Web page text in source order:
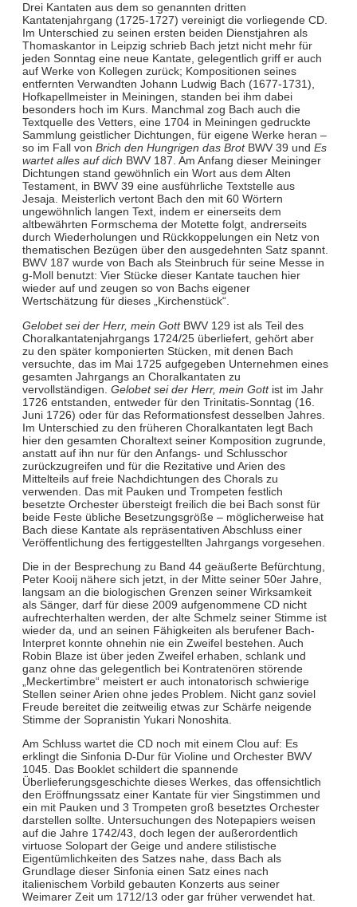
Drei Kantaten aus dem so genannten dritten
Kantatenjahrgang (1725-1727) vereinigt die vorliegende CD.
Im Unterschied zu seinen ersten beiden Dienstjahren als
Thomaskantor in Leipzig schrieb Bach jetzt nicht mehr für
jeden Sonntag eine neue Kantate, gelegentlich griff er auch
auf Werke von Kollegen zurück; Kompositionen seines
entfernten Verwandten Johann Ludwig Bach (1677-1731),
Hofkapellmeister in Meiningen, standen bei ihm dabei
besonders hoch im Kurs. Manchmal zog Bach auch die
Textquelle des Vetters, eine 1704 in Meiningen gedruckte
Sammlung geistlicher Dichtungen, für eigene Werke heran –
so im Fall von Brich den Hungrigen das BrotBWV 39 und Es
wartet alles auf dich BWV 187. Am Anfang dieser Meininger
Dichtungen stand gewöhnlich ein Wort aus dem Alten
Testament, in BWV 39 eine ausführliche Textstelle aus
Jesaja. Meisterlich vertont Bach den mit 60 Wörtern
ungewöhnlich langen Text, indem er einerseits dem
altbewährten Formschema der Motette folgt, andrerseits
durch Wiederholungen und Rückkoppelungen ein Netz von
thematischen Bezügen über den ausgedehnten Satz spannt.
BWV 187 wurde von Bach als Steinbruch für seine Messe in
g-Moll benutzt: Vier Stücke dieser Kantate tauchen hier
wieder auf und zeugen so von Bachs eigener
Wertschätzung für dieses „Kirchenstück“.
Gelobet sei der Herr, mein Gott BWV 129 ist als Teil des
Choralkantatenjahrgangs 1724/25 überliefert, gehört aber
zu den später komponierten Stücken, mit denen Bach
versuchte, das im Mai 1725 aufgegeben Unternehmen eines
gesamten Jahrgangs an Choralkantaten zu
vervollständigen. Gelobet sei der Herr, mein Gott ist im Jahr
1726 entstanden, entweder für den Trinitatis-Sonntag (16.
Juni 1726) oder für das Reformationsfest desselben Jahres.
Im Unterschied zu den früheren Choralkantaten legt Bach
hier den gesamten Choraltext seiner Komposition zugrunde,
anstatt auf ihn nur für den Anfangs- und Schlusschor
zurückzugreifen und für die Rezitative und Arien des
Mittelteils auf freie Nachdichtungen des Chorals zu
verwenden. Das mit Pauken und Trompeten festlich
besetzte Orchester übersteigt freilich die bei Bach sonst für
beide Feste übliche Besetzungsgröße – möglicherweise hat
Bach diese Kantate als repräsentativen Abschluss einer
Veröffentlichung des fertiggestellten Jahrgangs vorgesehen.
Die in der Besprechung zu Band 44 geäußerte Befürchtung,
Peter Kooij nähere sich jetzt, in der Mitte seiner 50er Jahre,
langsam an die biologischen Grenzen seiner Wirksamkeit
als Sänger, darf für diese 2009 aufgenommene CD nicht
aufrechterhalten werden, der alte Schmelz seiner Stimme ist
wieder da, und an seinen Fähigkeiten als berufener Bach-
Interpret konnte ohnehin nie ein Zweifel bestehen. Auch
Robin Blaze ist über jeden Zweifel erhaben, schlank und
ganz ohne das gelegentlich bei Kontratenören störende
„Meckertimbre“ meistert er auch intonatorisch schwierige
Stellen seiner Arien ohne jedes Problem. Nicht ganz soviel
Freude bereitet die zeitweilig etwas zur Schärfe neigende
Stimme der Sopranistin Yukari Nonoshita.
Am Schluss wartet die CD noch mit einem Clou auf: Es
erklingt die Sinfonia D-Dur für Violine und Orchester BWV
1045. Das Booklet schildert die spannende
Überlieferungsgeschichte dieses Werkes, das offensichtlich
den Eröffnungssatz einer Kantate für vier Singstimmen und
ein mit Pauken und 3 Trompeten groß besetztes Orchester
darstellen sollte. Untersuchungen des Notepapiers weisen
auf die Jahre 1742/43, doch legen der außerordentlich
virtuose Solopart der Geige und andere stilistische
Eigentümlichkeiten des Satzes nahe, dass Bach als
Grundlage dieser Sinfonia einen Satz eines nach
italienischem Vorbild gebauten Konzerts aus seiner
Weimarer Zeit um 1712/13 oder gar früher verwendet hat.